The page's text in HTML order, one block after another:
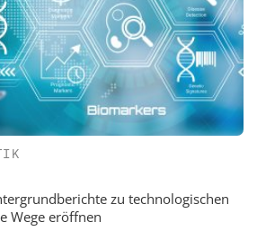
zu technologischen
Wege eröffnen